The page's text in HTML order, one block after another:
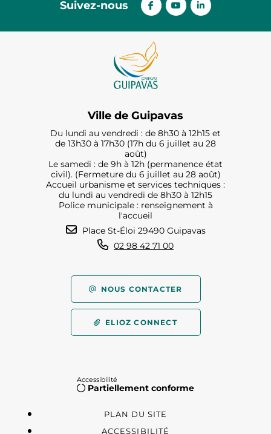
Suivez-nous
Ville de Guipavas
Du lundi au vendredi : de 8h30 à 12h15 et
de 13h30 à 17h30 (17h du 6 juillet au 28
août)
Le samedi : de 9h à 12h (permanence état
civil). (Fermeture du 6 juillet au 28 août)
Accueil urbanisme et services techniques :
du lundi au vendredi de 8h30 à 12h15
Police municipale : renseignement à
l'accueil
Place St-Éloi 29490 Guipavas
02 98 42 71 00
NOUS CONTACTER
ELIOZ CONNECT
Accessibilité
Partiellement conforme
PLAN DU SITE
ACCESSIBILITÉ